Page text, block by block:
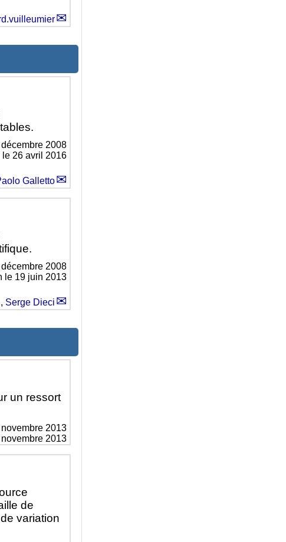
décembre 2008
26 avril 2016
Galletto
décembre 2008
le 19 juin 2013
, Serge Dieci
un ressort
2013
2013
de
variation